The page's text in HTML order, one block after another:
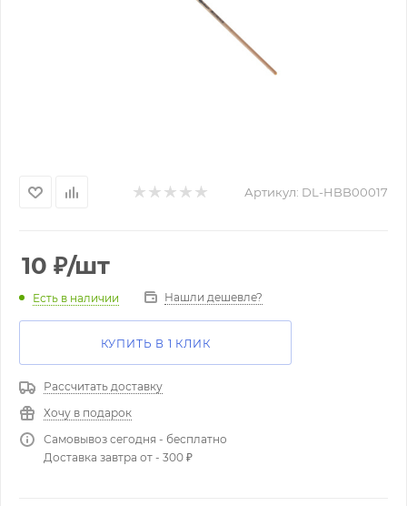
Артикул: DL-HBB00017
10 ₽/шт
Есть в наличии Нашли дешевле?
КУПИТЬ В 1 КЛИК
Рассчитать доставку
Хочу в подарок
Самовывоз сегодня - бесплатно
Доставка завтра от - 300 ₽